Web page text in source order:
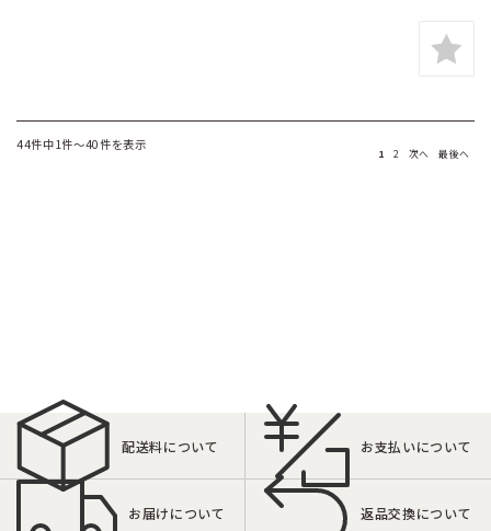
44件中1件～40件を表示
1 2 次へ 最後へ
配送料について お支払いについて
お届けについて 返品交換について